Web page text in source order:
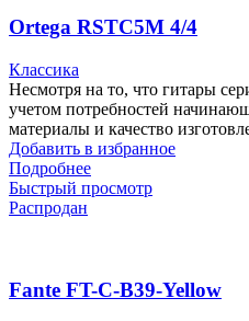
Ortega RSTC5M 4/4
Классика
Несмотря на то, что гитары
учетом потребностей
материалы и качество
Добавить в избранное
Подробнее
Быстрый просмотр
Распродан
Fante FT-C-B39-Yellow